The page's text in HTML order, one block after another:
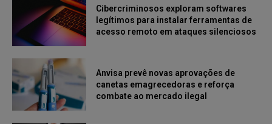
Cibercriminosos exploram softwares
legítimos para instalar ferramentas de
acesso remoto em ataques silenciosos
Anvisa prevê novas aprovações de
canetas emagrecedoras e reforça
combate ao mercado ilegal